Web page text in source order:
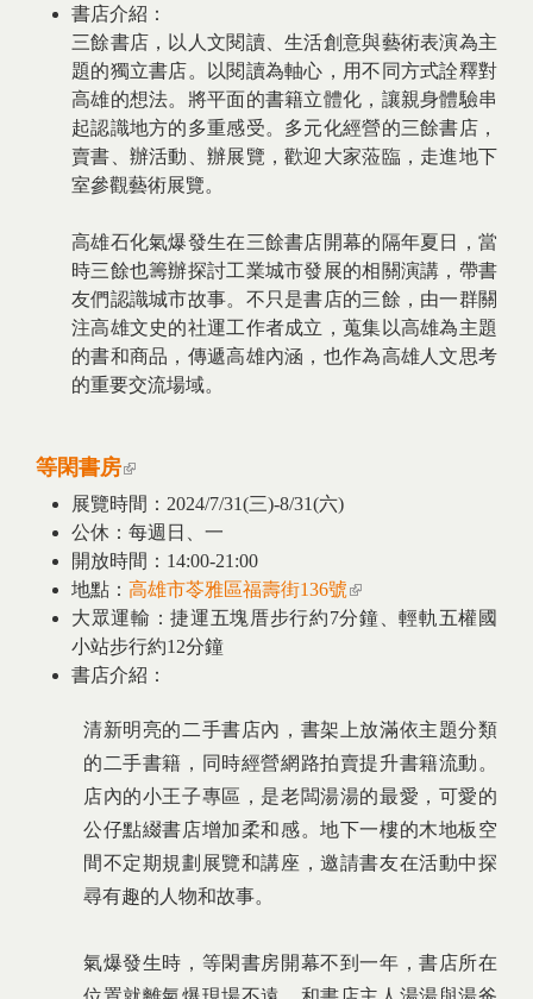
書店介紹：
三餘書店，以人文閱讀、生活創意與藝術表演為主
題的獨立書店。以閱讀為軸心，用不同方式詮釋對
高雄的想法。將平面的書籍立體化，讓親身體驗串
起認識地方的多重感受。多元化經營的三餘書店，
賣書、辦活動、辦展覽，歡迎大家蒞臨，走進地下
室參觀藝術展覽。
高雄石化氣爆發生在三餘書店開幕的隔年夏日，當
時三餘也籌辦探討工業城市發展的相關演講，帶書
友們認識城市故事。不只是書店的三餘，由一群關
注高雄文史的社運工作者成立，蒐集以高雄為主題
的書和商品，傳遞高雄內涵，也作為高雄人文思考
的重要交流場域。
等閑書房(link is external)
展覽時間：2024/7/31(三)-8/31(六)
公休：每週日、一
開放時間：14:00-21:00
地點： 高雄市苓雅區福壽街136號(link is external)
大眾運輸：捷運五塊厝步行約7分鐘、輕軌五權國
小站步行約12分鐘
書店介紹：
清新明亮的二手書店內，書架上放滿依主題分類
的二手書籍，同時經營網路拍賣提升書籍流動。
店內的小王子專區，是老闆湯湯的最愛，可愛的
公仔點綴書店增加柔和感。地下一樓的木地板空
間不定期規劃展覽和講座，邀請書友在活動中探
尋有趣的人物和故事。
氣爆發生時，等閑書房開幕不到一年，書店所在